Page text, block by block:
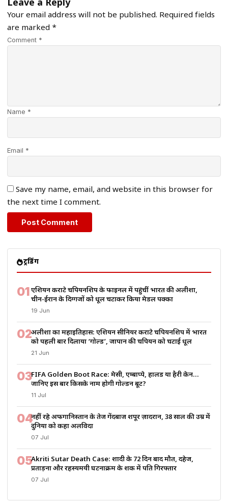
Leave a Reply
Your email address will not be published. Required fields
are marked *
Comment *
Name *
Email *
Save my name, email, and website in this browser for
the next time I comment.
ट्रेंडिंग
01एशियन कराटे चैंपियनशिप के फाइनल में पहुंचीं भारत की अलीशा,
चीन-ईरान के दिग्गजों को धूल चटाकर किया मेडल पक्का
19 Jun
02अलीशा का महाइतिहास: एशियन सीनियर कराटे चैंपियनशिप में भारत
को पहली बार दिलाया ‘गोल्ड’, जापान की चैंपियन को चटाई धूल
21 Jun
03FIFA Golden Boot Race: मेसी, एम्बाप्पे, हालैंड या हैरी केन…
जानिए इस बार किसके नाम होगी गोल्डन बूट?
11 Jul
04नहीं रहे अफगानिस्तान के तेज गेंदबाज शपूर ज़ादरान, 38 साल की उम्र में
दुनिया को कहा अलविदा
07 Jul
05Akriti Sutar Death Case: शादी के 72 दिन बाद मौत, दहेज,
प्रताड़ना और रहस्यमयी घटनाक्रम के शक में पति गिरफ्तार
07 Jul